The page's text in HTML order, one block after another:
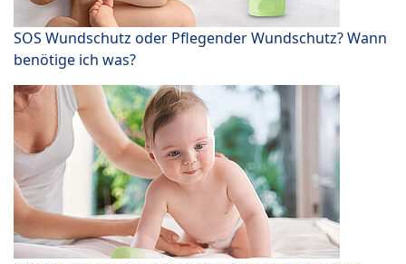
SOS Wundschutz oder Pflegender Wundschutz? Wann
benötige ich was?